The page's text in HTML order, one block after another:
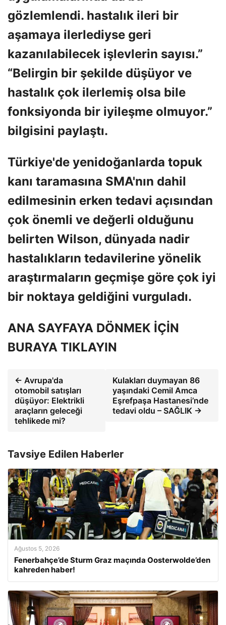
gözlemlendi. hastalık ileri bir
aşamaya ilerlediyse geri
kazanılabilecek işlevlerin sayısı.”
“Belirgin bir şekilde düşüyor ve
hastalık çok ilerlemiş olsa bile
fonksiyonda bir iyileşme olmuyor.”
bilgisini paylaştı.
Türkiye'de yenidoğanlarda topuk
kanı taramasına SMA'nın dahil
edilmesinin erken tedavi açısından
çok önemli ve değerli olduğunu
belirten Wilson, dünyada nadir
hastalıkların tedavilerine yönelik
araştırmaların geçmişe göre çok iyi
bir noktaya geldiğini vurguladı.
ANA SAYFAYA DÖNMEK İÇİN
BURAYA TIKLAYIN
← Avrupa'da
otomobil satışları
düşüyor: Elektrikli
araçların geleceği
tehlikede mi?
Kulakları duymayan 86
yaşındaki Cemil Amca
Eşrefpaşa Hastanesi’nde
tedavi oldu – SAĞLIK →
Tavsiye Edilen Haberler
Ağustos 5, 2026
Fenerbahçe’de Sturm Graz maçında Oosterwolde’den
kahreden haber!